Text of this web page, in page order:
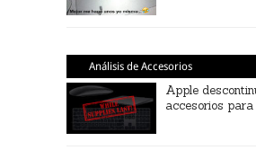
Análisis de Accesorios
Apple
accesorios